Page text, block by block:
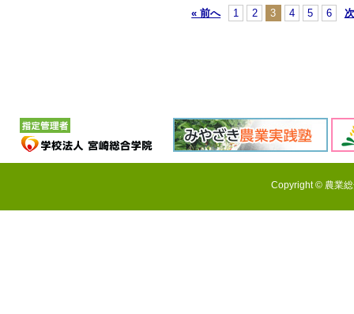
« 前へ 1 2 3 4 5 6
Copyright © 農業